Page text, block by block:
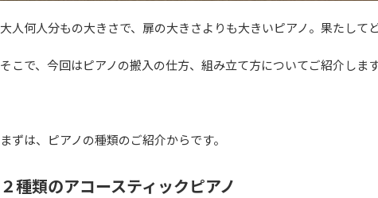
大人何人分もの大きさで、扉の大きさよりも大きいピアノ。果たして
そこで、今回はピアノの搬入の仕方、組み立て方についてご紹介します
まずは、ピアノの種類のご紹介からです。
２種類のアコースティックピアノ